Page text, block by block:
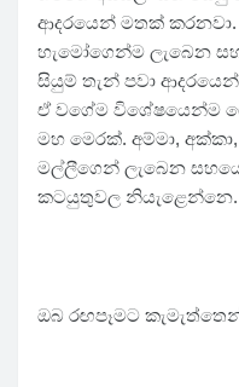
ආදරයෙන් මතක්
හැමෝගෙන්ම ලැබෙන
සියුම් තැන් පවා
ඒ වගේම විශේෂයෙන්ම
මහ මෙරක්. අම්මා,
මල්ලීගෙන් ලැබෙන
කටයුතුවල නියැළෙන්නෙ.
ඔබ රඟපෑමට